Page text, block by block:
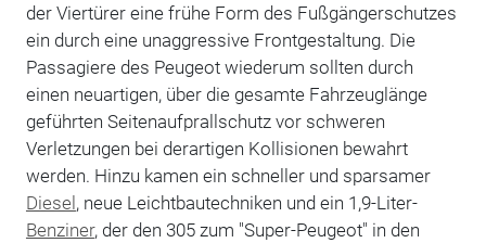
der Viertürer eine frühe Form des Fußgängerschutzes
ein durch eine unaggressive Frontgestaltung. Die
Passagiere des Peugeot wiederum sollten durch
einen neuartigen, über die gesamte Fahrzeuglänge
geführten Seitenaufprallschutz vor schweren
Verletzungen bei derartigen Kollisionen bewahrt
werden. Hinzu kamen ein schneller und sparsamer
Diesel, neue Leichtbautechniken und ein 1,9-Liter-
Benziner, der den 305 zum "Super-Peugeot" in den